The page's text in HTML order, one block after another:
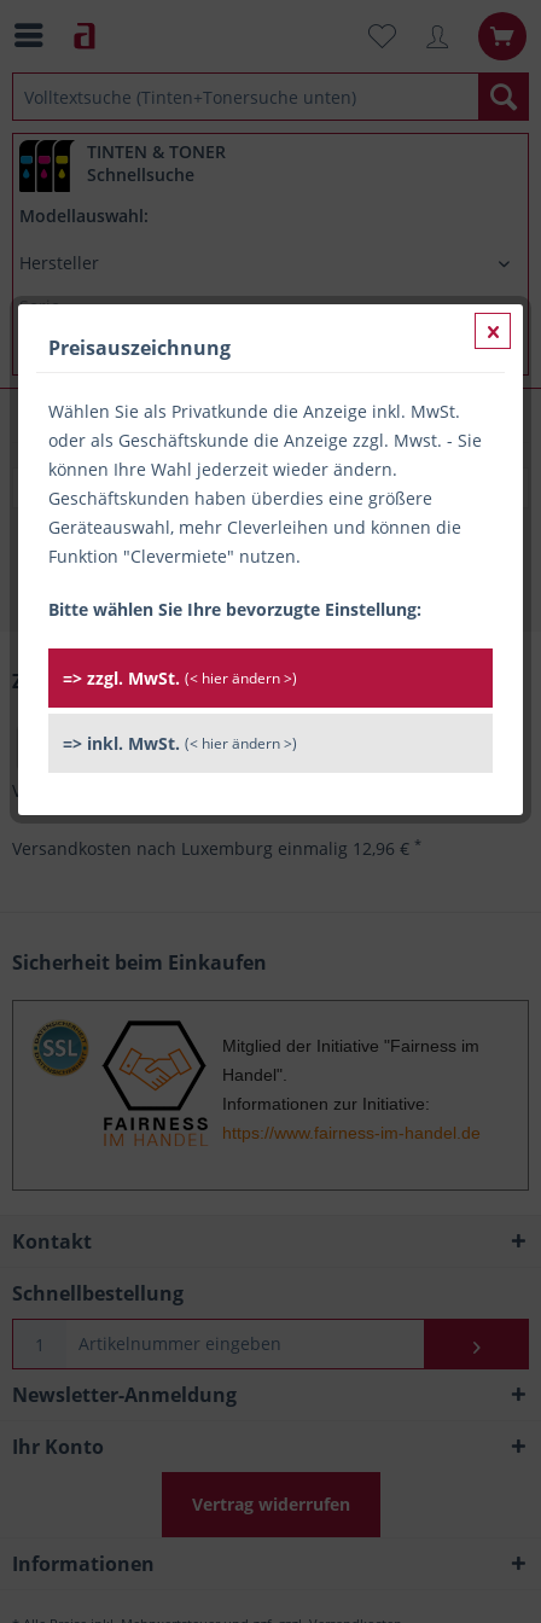
TINTEN & TONER
Schnellsuche
Modellauswahl:
Papier, Büro(-Geräte), Schreibwaren
Vorherige Artikel laden
Zahlungsarten & Versand
Versandkosten innerhalb Deutschlands einmalig 5,89 €
Versandkosten nach Luxemburg einmalig 12,96 € *
Sicherheit beim Einkaufen
Mitglied der Initiative "Fairness im
Handel".
Informationen zur Initiative:
https://www.fairness-im-handel.de
Kontakt
Schnellbestellung
Newsletter-Anmeldung
Ihr Konto
Vertrag widerrufen
Informationen
Preisauszeichnung
Wählen Sie als Privatkunde die Anzeige inkl. MwSt.
oder als Geschäftskunde die Anzeige zzgl. Mwst. - Sie
können Ihre Wahl jederzeit wieder ändern.
Geschäftskunden haben überdies eine größere
Geräteauswahl, mehr Cleverleihen und können die
Funktion "Clevermiete" nutzen.
Bitte wählen Sie Ihre bevorzugte Einstellung:
=> zzgl. MwSt. (< hier ändern >)
=> inkl. MwSt. (< hier ändern >)